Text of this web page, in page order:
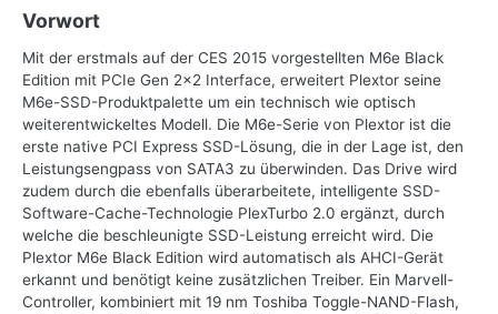
Vorwort
Mit der erstmals auf der CES 2015 vorgestellten M6e Black
Edition mit PCIe Gen 2x2 Interface, erweitert Plextor seine
M6e-SSD-Produktpalette um ein technisch wie optisch
weiterentwickeltes Modell. Die M6e-Serie von Plextor ist die
erste native PCI Express SSD-Lösung, die in der Lage ist, den
Leistungsengpass von SATA3 zu überwinden. Das Drive wird
zudem durch die ebenfalls überarbeitete, intelligente SSD-
Software-Cache-Technologie PlexTurbo 2.0 ergänzt, durch
welche die beschleunigte SSD-Leistung erreicht wird. Die
Plextor M6e Black Edition wird automatisch als AHCI-Gerät
erkannt und benötigt keine zusätzlichen Treiber. Ein Marvell-
Controller, kombiniert mit 19 nm Toshiba Toggle-NAND-Flash,